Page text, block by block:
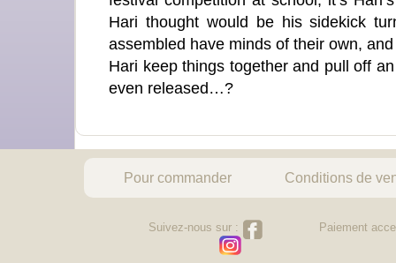
Hari thought would be his sidekick
assembled have minds of their own,
Hari keep things together and pull off
even released…?
Pour commander Conditions de
Suivez-nous sur : Paiement